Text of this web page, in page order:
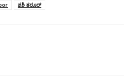
ಶಶಿ ತರೂರ್